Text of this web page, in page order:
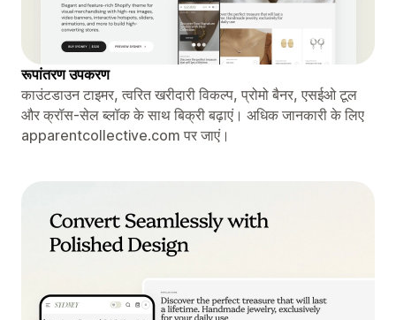
रूपांतरण उपकरण
काउंटडाउन टाइमर, त्वरित खरीदारी विकल्प, प्रोमो बैनर, एसईओ टूल
और क्रॉस-सेल ब्लॉक के साथ बिक्री बढ़ाएं। अधिक जानकारी के लिए
apparentcollective.com पर जाएं।